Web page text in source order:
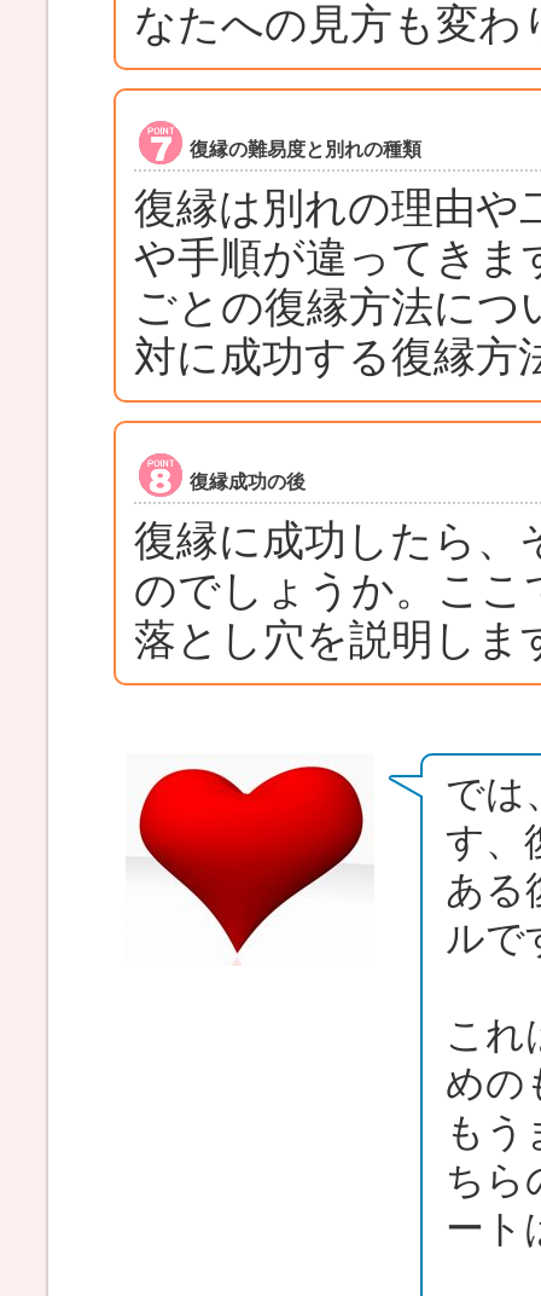
なたへの見方も変わ
復縁の難易度と別れの種類
復縁は別れの理由や
や手順が違ってきま
ごとの復縁方法に
対に成功する復縁方
復縁成功の後
復縁に成功したら、
のでしょうか。ここ
落とし穴を説明しま
では
す、
ある
ルで
これ
めの
もう
ちら
ート